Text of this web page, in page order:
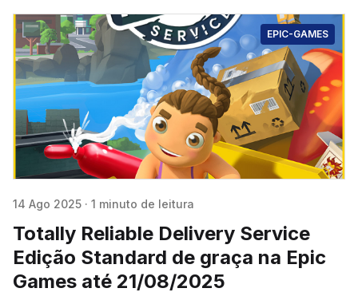
EPIC-GAMES
14 Ago 2025 · 1 minuto de leitura
Totally Reliable Delivery Service
Edição Standard de graça na Epic
Games até 21/08/2025